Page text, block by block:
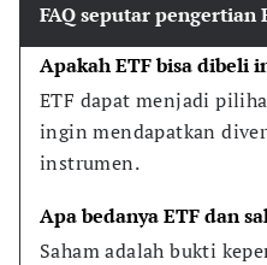
FAQ seputar pengertian
Apakah ETF bisa dibeli
ETF dapat menjadi
ingin mendapatkan
instrumen.
Apa bedanya ETF dan
Saham adalah bukti